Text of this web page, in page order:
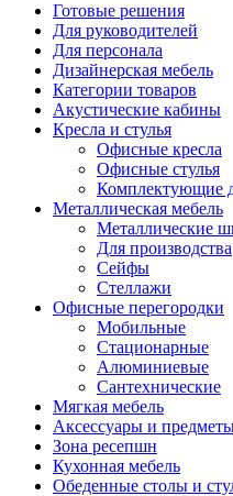
Готовые решения
Для руководителей
Для персонала
Дизайнерская мебель
Категории товаров
Акустические кабины
Кресла и стулья
Офисные кресла
Офисные стулья
Комплектующие
Металлическая мебель
Металлические
Для производства
Сейфы
Стеллажи
Офисные перегородки
Мобильные
Стационарные
Алюминиевые
Сантехнические
Мягкая мебель
Аксессуары и
Зона ресепшн
Кухонная мебель
Обеденные столы и